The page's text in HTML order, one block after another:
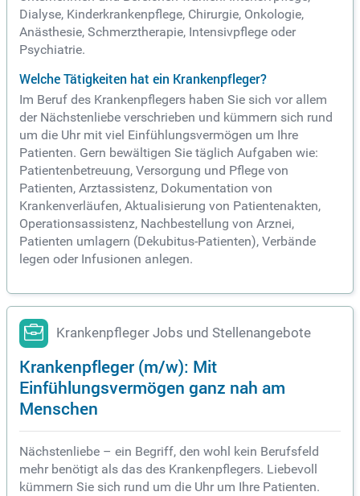
Dialyse, Kinderkrankenpflege, Chirurgie, Onkologie,
Anästhesie, Schmerztherapie, Intensivpflege oder
Psychiatrie.
Welche Tätigkeiten hat ein Krankenpfleger?
Im Beruf des Krankenpflegers haben Sie sich vor allem
der Nächstenliebe verschrieben und kümmern sich rund
um die Uhr mit viel Einfühlungsvermögen um Ihre
Patienten. Gern bewältigen Sie täglich Aufgaben wie:
Patientenbetreuung, Versorgung und Pflege von
Patienten, Arztassistenz, Dokumentation von
Krankenverläufen, Aktualisierung von Patientenakten,
Operationsassistenz, Nachbestellung von Arznei,
Patienten umlagern (Dekubitus-Patienten), Verbände
legen oder Infusionen anlegen.
Krankenpfleger Jobs und Stellenangebote
Krankenpfleger (m/w): Mit
Einfühlungsvermögen ganz nah am
Menschen
Nächstenliebe – ein Begriff, den wohl kein Berufsfeld
mehr benötigt als das des Krankenpflegers. Liebevoll
kümmern Sie sich rund um die Uhr um Ihre Patienten.